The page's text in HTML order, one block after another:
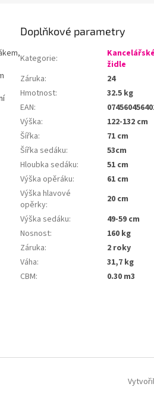
Doplňkové parametry
Kategorie:
Kancelářské
židle
Záruka:
24
Hmotnost:
32.5 kg
EAN:
Výška:
122-132 cm
Šířka:
71 cm
Šířka sedáku:
53cm
Hloubka sedáku:
51 cm
Výška opěráku:
61 cm
Výška hlavové
opěrky:
20 cm
Výška sedáku:
49-59 cm
Nosnost:
160 kg
Záruka:
2 roky
Váha:
31,7 kg
CBM: 0.30 m3